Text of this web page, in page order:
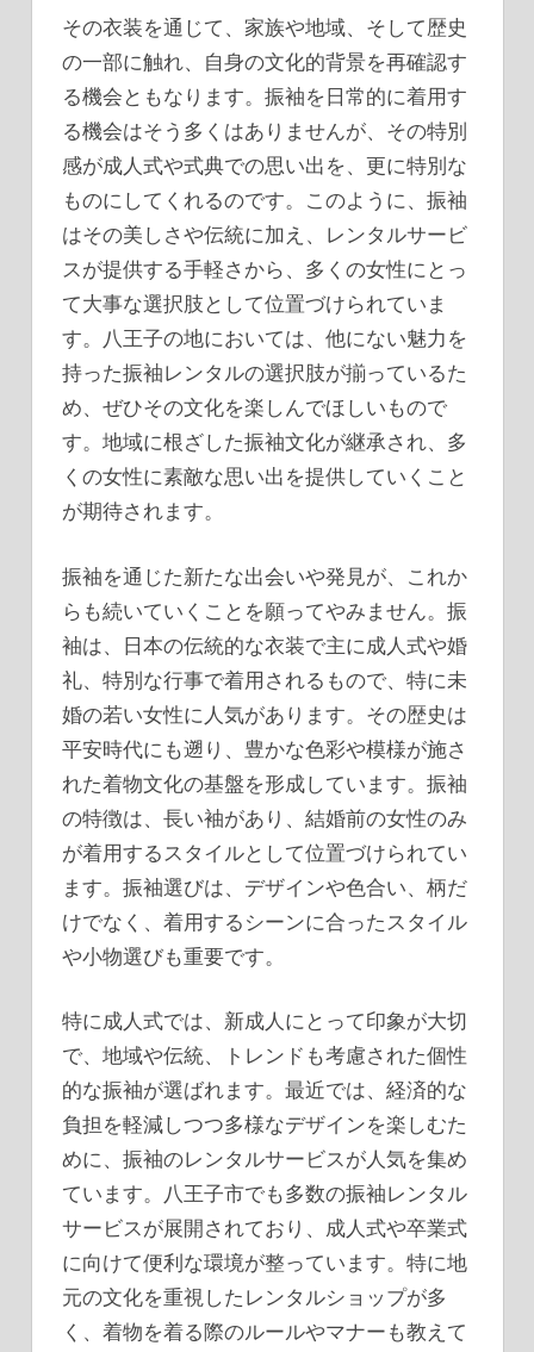
その衣装を通じて、家族や地域、そして歴史
の一部に触れ、自身の文化的背景を再確認す
る機会ともなります。振袖を日常的に着用す
る機会はそう多くはありませんが、その特別
感が成人式や式典での思い出を、更に特別な
ものにしてくれるのです。このように、振袖
はその美しさや伝統に加え、レンタルサービ
スが提供する手軽さから、多くの女性にとっ
て大事な選択肢として位置づけられていま
す。八王子の地においては、他にない魅力を
持った振袖レンタルの選択肢が揃っているた
め、ぜひその文化を楽しんでほしいもので
す。地域に根ざした振袖文化が継承され、多
くの女性に素敵な思い出を提供していくこと
が期待されます。
振袖を通じた新たな出会いや発見が、これか
らも続いていくことを願ってやみません。振
袖は、日本の伝統的な衣装で主に成人式や婚
礼、特別な行事で着用されるもので、特に未
婚の若い女性に人気があります。その歴史は
平安時代にも遡り、豊かな色彩や模様が施さ
れた着物文化の基盤を形成しています。振袖
の特徴は、長い袖があり、結婚前の女性のみ
が着用するスタイルとして位置づけられてい
ます。振袖選びは、デザインや色合い、柄だ
けでなく、着用するシーンに合ったスタイル
や小物選びも重要です。
特に成人式では、新成人にとって印象が大切
で、地域や伝統、トレンドも考慮された個性
的な振袖が選ばれます。最近では、経済的な
負担を軽減しつつ多様なデザインを楽しむた
めに、振袖のレンタルサービスが人気を集め
ています。八王子市でも多数の振袖レンタル
サービスが展開されており、成人式や卒業式
に向けて便利な環境が整っています。特に地
元の文化を重視したレンタルショップが多
く、着物を着る際のルールやマナーも教えて